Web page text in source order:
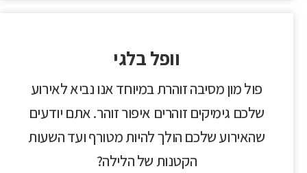
וופל בלגי
פול מון מסיבה זוהרת במיוחד אנו נביא לאירוע
שלכם גימיקים זוהרים איפור זוהר. אתם יודעים
שהאירוע שלכם הולך להיות מטורף ועד השעות
הקטנות של הלילה?